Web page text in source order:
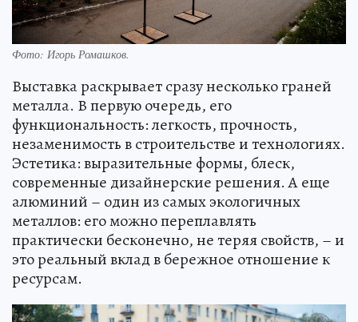
Фото: Игорь Ромашков.
Выставка раскрывает сразу несколько граней
металла. В первую очередь, его
функциональность: легкость, прочность,
незаменимость в строительстве и технологиях.
Эстетика: выразительные формы, блеск,
современные дизайнерские решения. А еще
алюминий – один из самых экологичных
металлов: его можно переплавлять
практически бесконечно, не теряя свойств, – и
это реальный вклад в бережное отношение к
ресурсам.